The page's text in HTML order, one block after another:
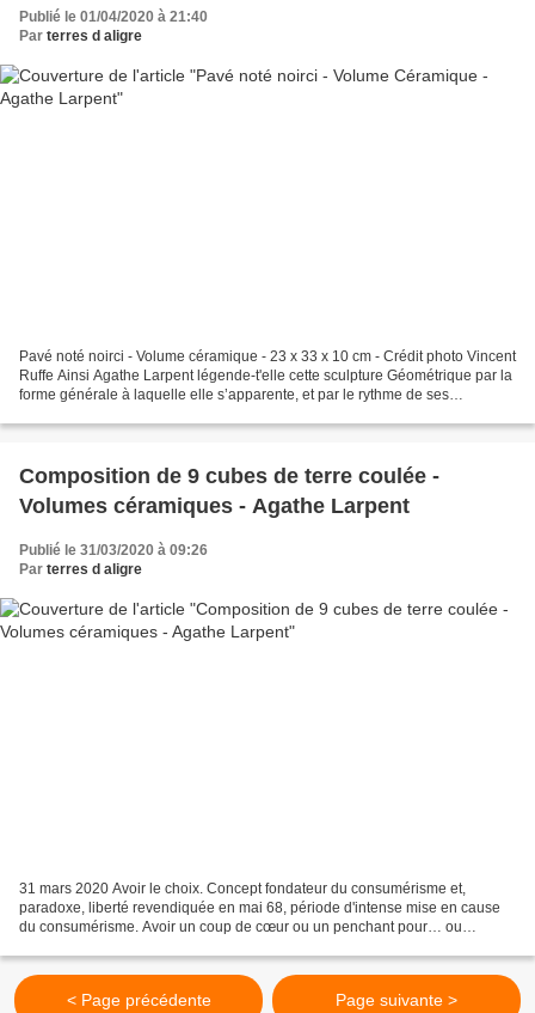
Publié le 01/04/2020 à 21:40
Par terres d aligre
Pavé noté noirci - Volume céramique - 23 x 33 x 10 cm - Crédit photo Vincent
Ruffe Ainsi Agathe Larpent légende-t'elle cette sculpture Géométrique par la
forme générale à laquelle elle s’apparente, et par le rythme de ses
Composition de 9 cubes de terre coulée -
Volumes céramiques - Agathe Larpent
Publié le 31/03/2020 à 09:26
Par terres d aligre
31 mars 2020 Avoir le choix. Concept fondateur du consumérisme et,
paradoxe, liberté revendiquée en mai 68, période d'intense mise en cause
du consumérisme. Avoir un coup de cœur ou un penchant pour… ou
< Page précédente Page suivante >